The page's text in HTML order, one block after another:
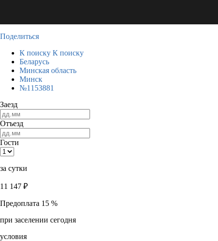
Поделиться
К поиску К поиску
Беларусь
Минская область
Минск
№1153881
Заезд
Отъезд
Гости
за сутки
11 147 ₽
Предоплата 15 %
при заселении сегодня
условия